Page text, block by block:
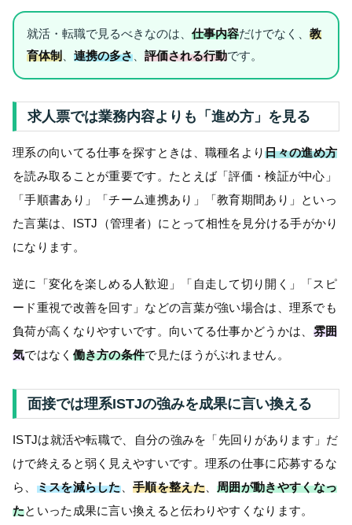
就活・転職で見るべきなのは、 仕事内容だけでなく、 教
育体制、 連携の多さ、 評価される行動です。
求人票では業務内容よりも「進め方」を見る
理系の向いてる仕事を探すときは、職種名より日々の進め方
を読み取ることが重要です。たとえば「評価・検証が中心」
「手順書あり」「チーム連携あり」「教育期間あり」といっ
た言葉は、ISTJ（管理者）にとって相性を見分ける手がかり
になります。
逆に「変化を楽しめる人歓迎」「自走して切り開く」「スピ
ード重視で改善を回す」などの言葉が強い場合は、理系でも
負荷が高くなりやすいです。向いてる仕事かどうかは、 雰囲
気ではなく 働き方の条件で見たほうがぶれません。
面接では理系ISTJの強みを成果に言い換える
ISTJは就活や転職で、自分の強みを「先回りがあります」だ
けで終えると弱く見えやすいです。理系の仕事に応募するな
ら、 ミスを減らした、手順を整えた、周囲が動きやすくなっ
たといった成果に言い換えると伝わりやすくなります。